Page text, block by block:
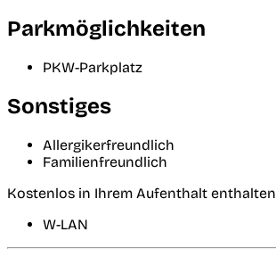
Parkmöglichkeiten
PKW-Parkplatz
Sonstiges
Allergikerfreundlich
Familienfreundlich
Kostenlos in Ihrem Aufenthalt enthalten
W-LAN